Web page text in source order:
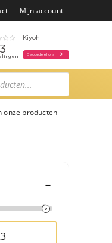
Mijn account
onze producten